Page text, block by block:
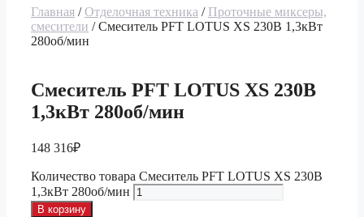
Главная /Отделочная техника / Проточные миксеры,
смесители / Смеситель PFT LOTUS XS 230В 1,3кВт
280об/мин
Смеситель PFT LOTUS XS 230В
1,3кВт 280об/мин
148 316₽
Количество товара Смеситель PFT LOTUS XS 230В
1,3кВт 280об/мин
В корзину